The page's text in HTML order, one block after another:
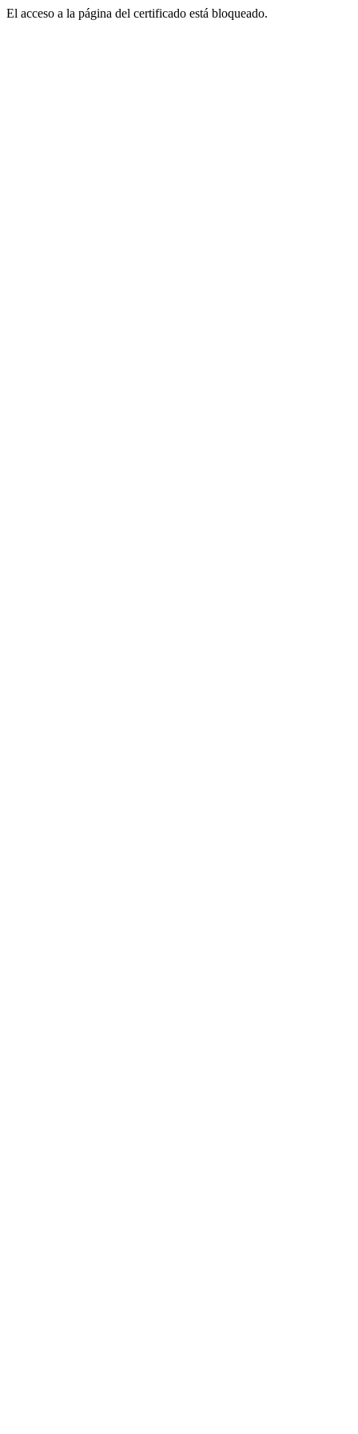
El acceso a la página del certificado está bloqueado.